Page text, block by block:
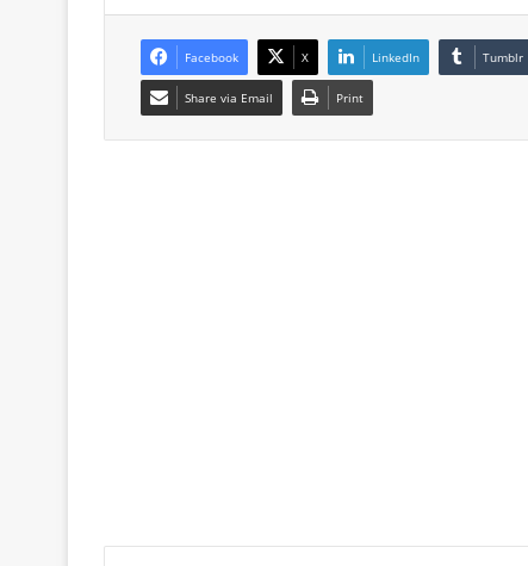
Facebook X LinkedIn Tumblr
Share via Email Print